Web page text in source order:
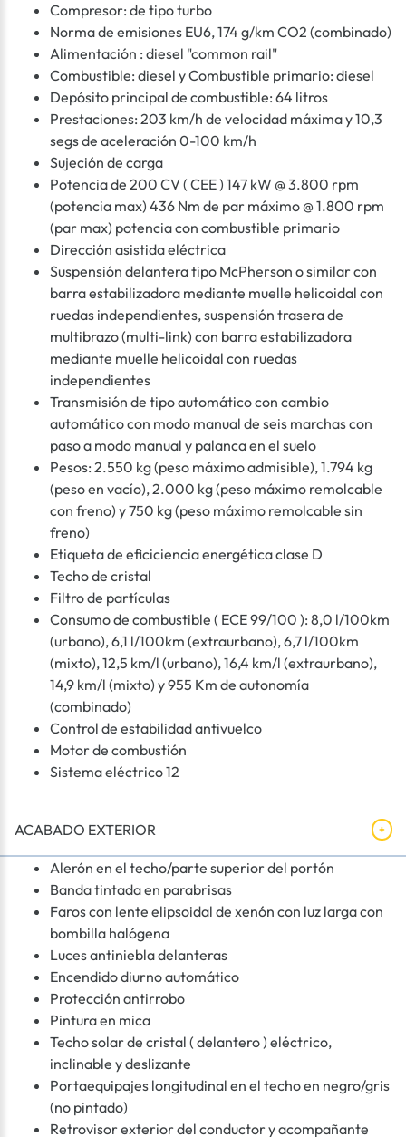
Compresor: de tipo turbo
Norma de emisiones EU6, 174 g/km CO2 (combinado)
Alimentación : diesel "common rail"
Combustible: diesel y Combustible primario: diesel
Depósito principal de combustible: 64 litros
Prestaciones: 203 km/h de velocidad máxima y 10,3
segs de aceleración 0-100 km/h
Sujeción de carga
Potencia de 200 CV ( CEE ) 147 kW @ 3.800 rpm
(potencia max) 436 Nm de par máximo @ 1.800 rpm
(par max) potencia con combustible primario
Dirección asistida eléctrica
Suspensión delantera tipo McPherson o similar con
barra estabilizadora mediante muelle helicoidal con
ruedas independientes, suspensión trasera de
multibrazo (multi-link) con barra estabilizadora
mediante muelle helicoidal con ruedas
independientes
Transmisión de tipo automático con cambio
automático con modo manual de seis marchas con
paso a modo manual y palanca en el suelo
Pesos: 2.550 kg (peso máximo admisible), 1.794 kg
(peso en vacío), 2.000 kg (peso máximo remolcable
con freno) y 750 kg (peso máximo remolcable sin
freno)
Etiqueta de eficiciencia energética clase D
Techo de cristal
Filtro de partículas
Consumo de combustible ( ECE 99/100 ): 8,0 l/100km
(urbano), 6,1 l/100km (extraurbano), 6,7 l/100km
(mixto), 12,5 km/l (urbano), 16,4 km/l (extraurbano),
14,9 km/l (mixto) y 955 Km de autonomía
(combinado)
Control de estabilidad antivuelco
Motor de combustión
Sistema eléctrico 12
ACABADO EXTERIOR
Alerón en el techo/parte superior del portón
Banda tintada en parabrisas
Faros con lente elipsoidal de xenón con luz larga con
bombilla halógena
Luces antiniebla delanteras
Encendido diurno automático
Protección antirrobo
Pintura en mica
Techo solar de cristal ( delantero ) eléctrico,
inclinable y deslizante
Portaequipajes longitudinal en el techo en negro/gris
(no pintado)
Retrovisor exterior del conductor y acompañante